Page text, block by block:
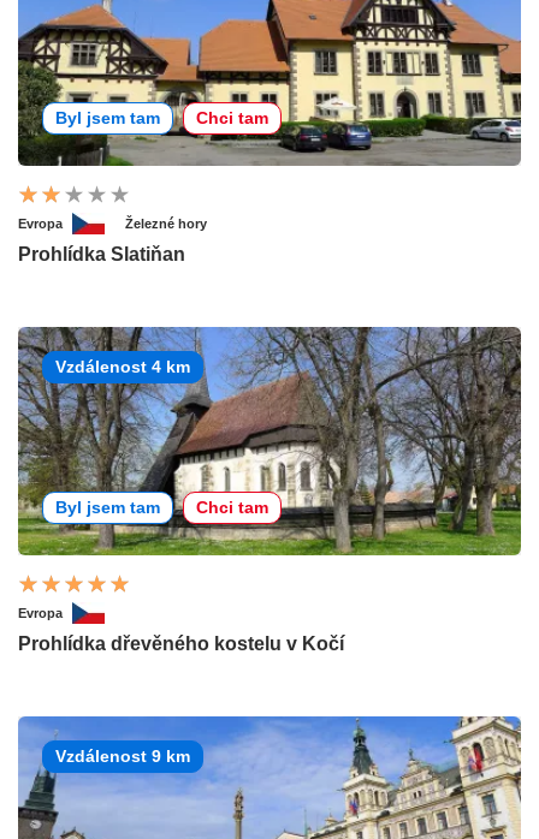
Byl jsem tam Chci tam
Evropa Železné hory
Prohlídka Slatiňan
Vzdálenost 4 km
Byl jsem tam Chci tam
Evropa
Prohlídka dřevěného kostelu v Kočí
Vzdálenost 9 km